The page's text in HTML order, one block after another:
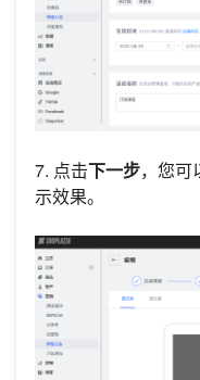
7. 点击下一步，您可
示效果。